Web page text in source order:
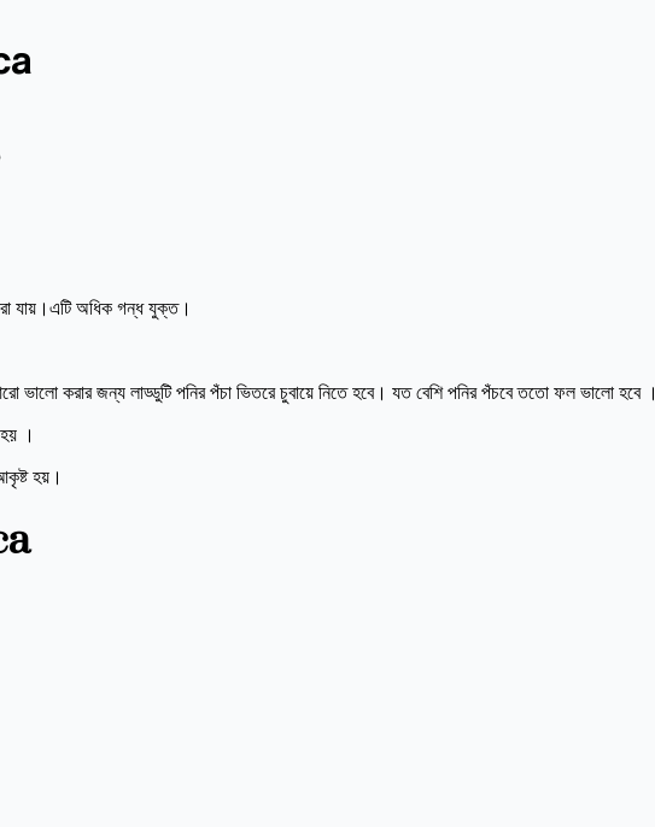
যায়।এটি অধিক গন্ধ যুক্ত।
ভালো করার জন্য লাড্ডুটি পনির পঁচা ভিতরে চুবায়ে নিতে হবে। যত বেশি পনির পঁচবে ততো ফল ভালো হবে ।
।
হয়।